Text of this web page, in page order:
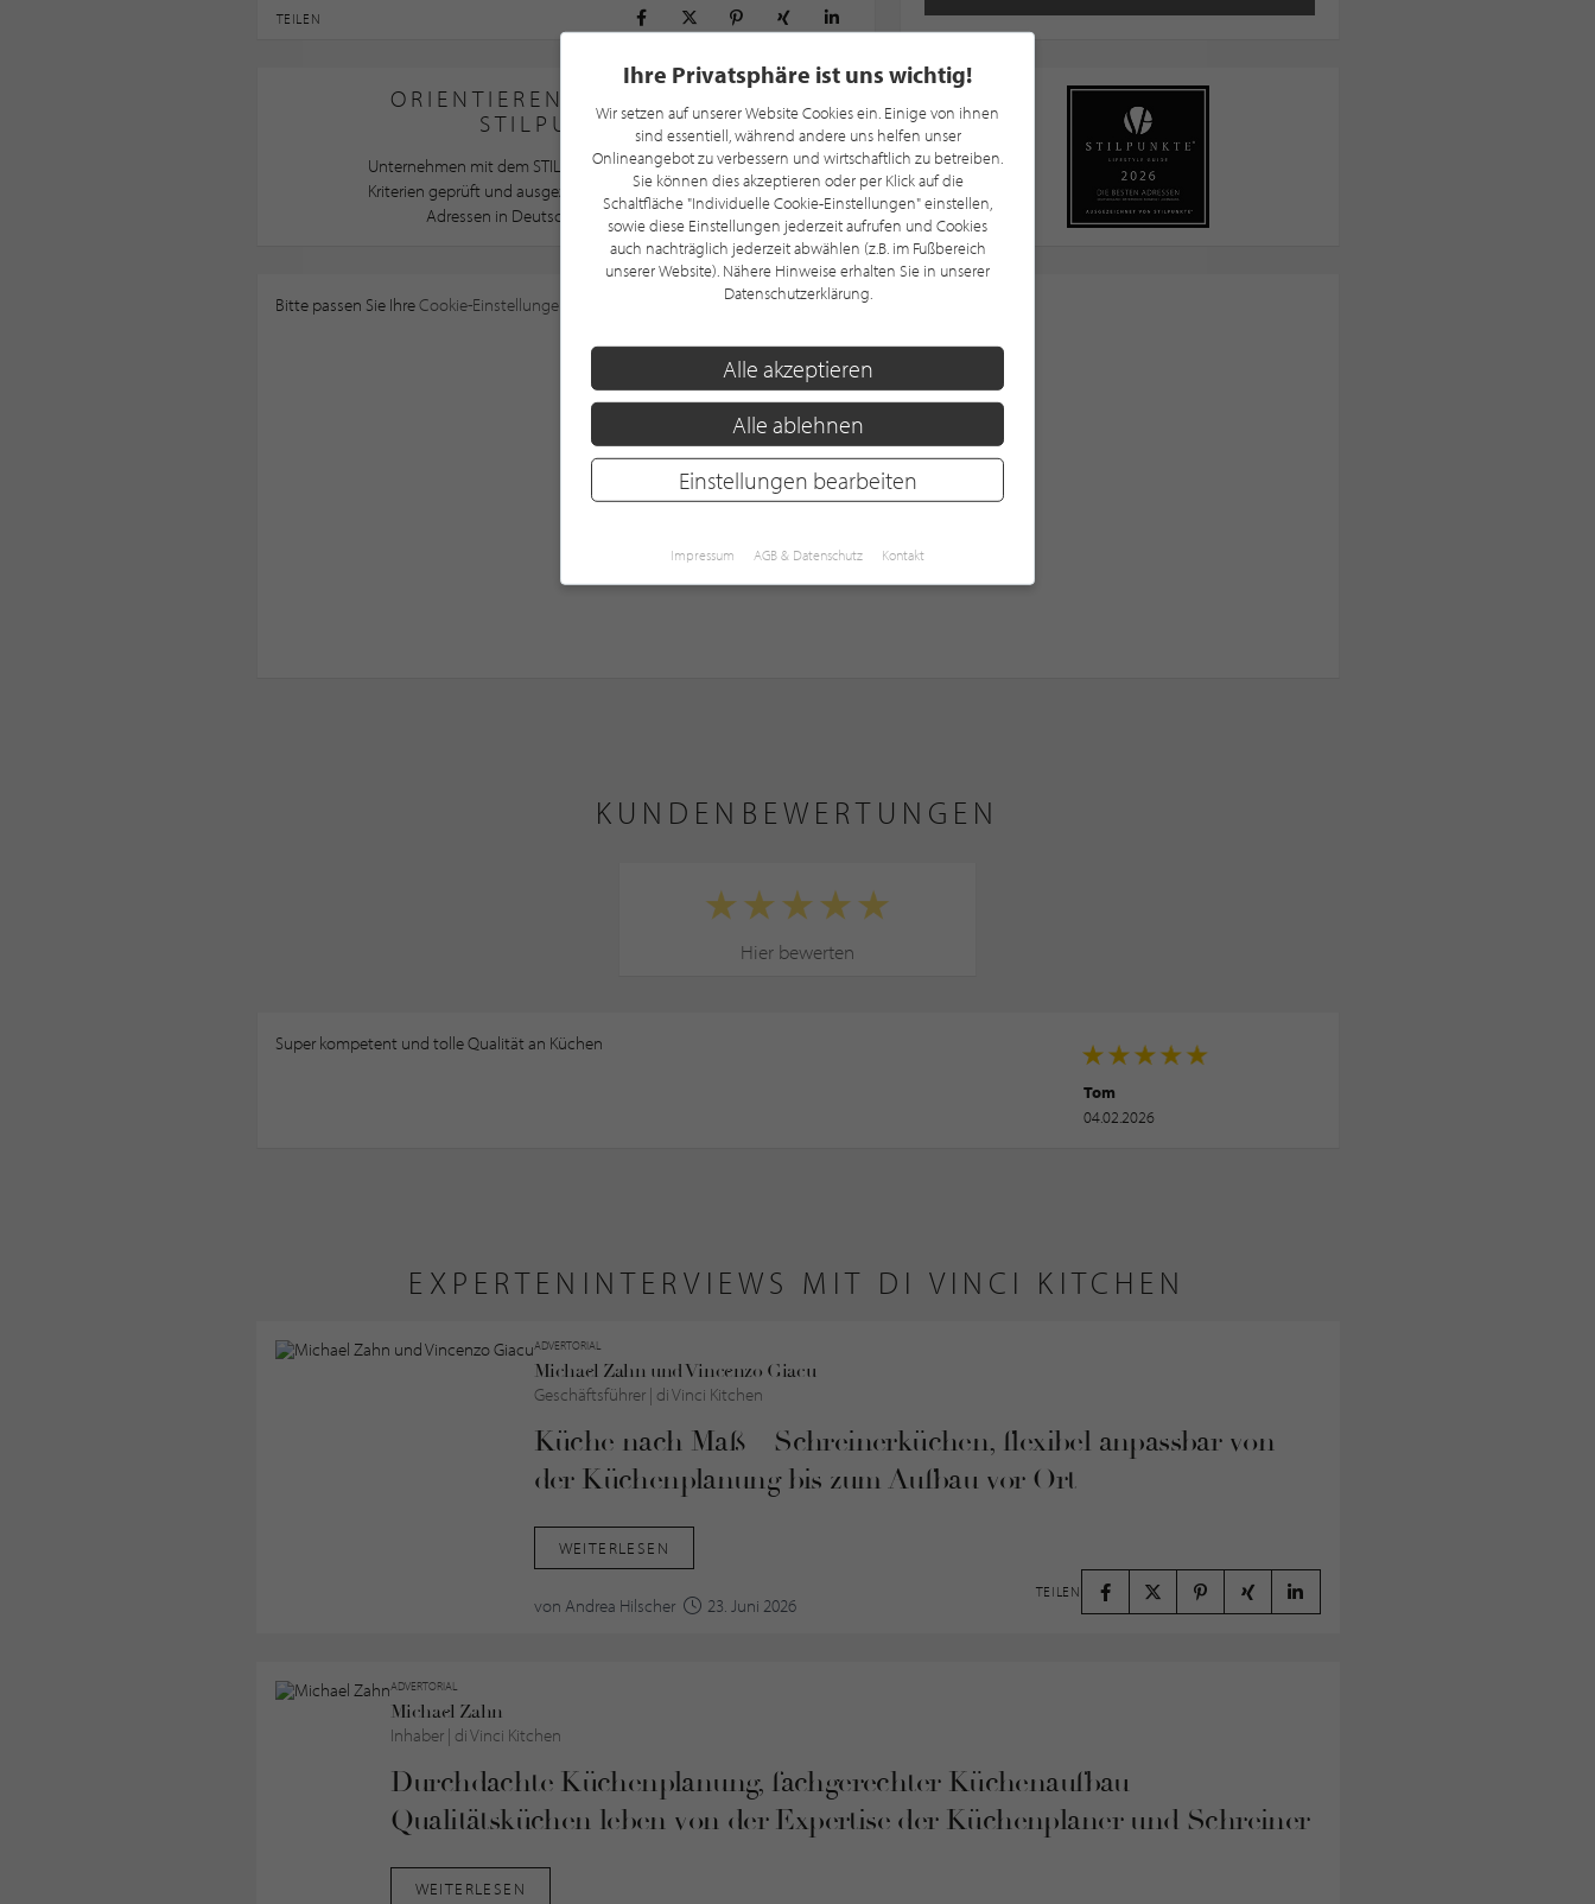
TEILEN
ORIENTIEREN SIE SICH IMMER AM
STILPUNKTE®-POINT
Unternehmen mit dem STILPUNKTE®-Point wurden nach STILPUNKTE®
Kriterien geprüft und ausgezeichnet und gehören somit zu den besten
Adressen in Deutschland, Österreich und der Schweiz
Bitte passen Sie IhreCookie-Einstellungen an, um diese Karte sehen zu können.
KUNDENBEWERTUNGEN
Hier bewerten
Super kompetent und tolle Qualität an Küchen
Tom
04.02.2026
EXPERTENINTERVIEWS MIT DI VINCI KITCHEN
ADVERTORIAL
Michael Zahn und Vincenzo Giacu
Geschäftsführer | di Vinci Kitchen
Küche nach Maß – Schreinerküchen, flexibel anpassbar von
der Küchenplanung bis zum Aufbau vor Ort
WEITERLESEN
von Andrea Hilscher 23. Juni 2026
TEILEN
ADVERTORIAL
Michael Zahn
Inhaber | di Vinci Kitchen
Durchdachte Küchenplanung, fachgerechter Küchenaufbau –
Qualitätsküchen leben von der Expertise der Küchenplaner und Schreiner
WEITERLESEN
Ihre Privatsphäre ist uns wichtig!
Wir setzen auf unserer Website Cookies ein. Einige von ihnen
sind essentiell, während andere uns helfen unser
Onlineangebot zu verbessern und wirtschaftlich zu betreiben.
Sie können dies akzeptieren oder per Klick auf die
Schaltfläche "Individuelle Cookie-Einstellungen" einstellen,
sowie diese Einstellungen jederzeit aufrufen und Cookies
auch nachträglich jederzeit abwählen (z.B. im Fußbereich
unserer Website). Nähere Hinweise erhalten Sie in unserer
Datenschutzerklärung.
Alle akzeptieren
Alle ablehnen
Einstellungen bearbeiten
Impressum AGB & Datenschutz Kontakt